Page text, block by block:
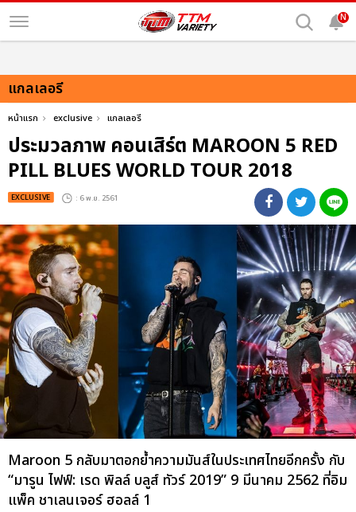
N
แกลเลอรี
หน้าแรก exclusive แกลเลอรี
ประมวลภาพ คอนเสิร์ต MAROON 5 RED
PILL BLUES WORLD TOUR 2018
EXCLUSIVE : 6 พ.ย. 2561
Maroon 5 กลับมาตอกย้ำความมันส์ในประเทศไทยอีกครั้ง กับ
“มารูน ไฟฟ์: เรด พิลล์ บลูส์ ทัวร์ 2019” 9 มีนาคม 2562 ที่อิม
แพ็ค ชาเลนเจอร์ ฮอลล์ 1